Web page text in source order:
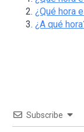
¿Qué hora
¿A qué
Subscribe